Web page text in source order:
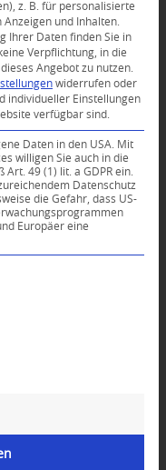
Name*
E-Mail-Adresse*
z. B. für personalisierte
und Inhalten.
Ihrer Daten finden Sie in
Verpflichtung, in die
Angebot zu nutzen.
widerrufen oder
individueller Einstellungen
verfügbar sind.
Daten in den USA. Mit
willigen Sie auch in die
49 (1) lit. a GDPR ein.
Datenschutz
die Gefahr, dass US-
Europäer eine
Gruppen, für die